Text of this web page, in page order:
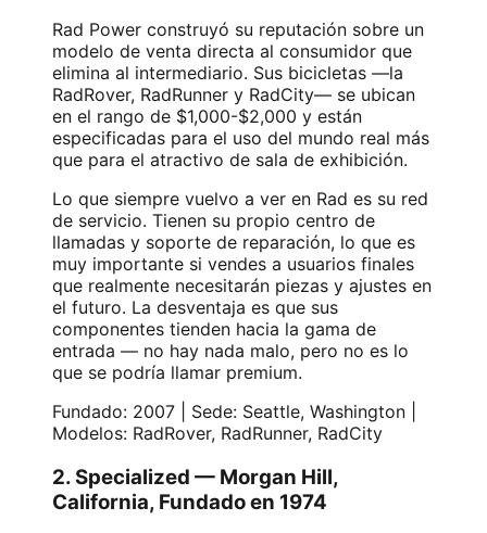
Rad Power construyó su reputación sobre un
modelo de venta directa al consumidor que
elimina al intermediario. Sus bicicletas —la
RadRover, RadRunner y RadCity— se ubican
en el rango de $1,000-$2,000 y están
especificadas para el uso del mundo real más
que para el atractivo de sala de exhibición.
Lo que siempre vuelvo a ver en Rad es su red
de servicio. Tienen su propio centro de
llamadas y soporte de reparación, lo que es
muy importante si vendes a usuarios finales
que realmente necesitarán piezas y ajustes en
el futuro. La desventaja es que sus
componentes tienden hacia la gama de
entrada — no hay nada malo, pero no es lo
que se podría llamar premium.
Fundado: 2007 | Sede: Seattle, Washington |
Modelos: RadRover, RadRunner, RadCity
2. Specialized — Morgan Hill,
California, Fundado en 1974